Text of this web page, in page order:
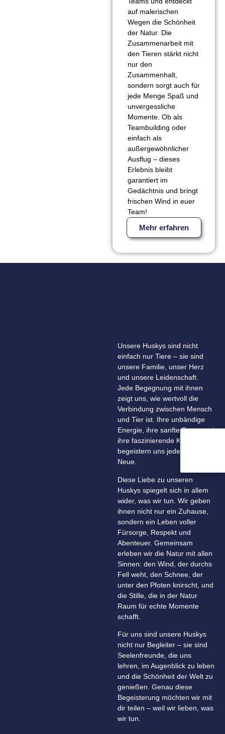
auf malerischen
Wegen die Schönheit
der Natur. Die
Zusammenarbeit mit
den Tieren stärkt nicht
nur den
Zusammenhalt,
sondern sorgt auch für
jede Menge Spaß und
unvergessliche
Momente. Ob als
Teambuilding oder
einfach als
außergewöhnlicher
Ausflug – dieses
Erlebnis bleibt
garantiert im
Gedächtnis und bringt
frischen Wind in euer
Team!
Mehr erfahren
Unsere Huskys sind nicht
einfach nur Tiere – sie sind
unsere Familie, unser Herz
und unsere Leidenschaft.
Jede Begegnung mit ihnen
zeigt uns, wie wertvoll die
Verbindung zwischen Mensch
und Tier ist. Ihre unbändige
Energie, ihre sanfte Treue und
ihre faszinierende Kraft
begeistern uns jeden Tag aufs
Neue.
Diese Liebe zu unseren
Huskys spiegelt sich in allem
wider, was wir tun. Wir geben
ihnen nicht nur ein Zuhause,
sondern ein Leben voller
Fürsorge, Respekt und
Abenteuer. Gemeinsam
erleben wir die Natur mit allen
Sinnen: den Wind, der durchs
Fell weht, den Schnee, der
unter den Pfoten knirscht, und
die Stille, die in der Natur
Raum für echte Momente
schafft.
Für uns sind unsere Huskys
nicht nur Begleiter – sie sind
Seelenfreunde, die uns
lehren, im Augenblick zu leben
und die Schönheit der Welt zu
genießen. Genau diese
Begeisterung möchten wir mit
dir teilen – weil wir lieben, was
wir tun.